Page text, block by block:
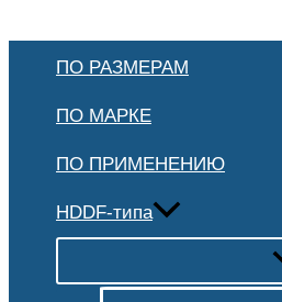
ПО РАЗМЕРАМ
ПО МАРКЕ
ПО ПРИМЕНЕНИЮ
HDDF-типа